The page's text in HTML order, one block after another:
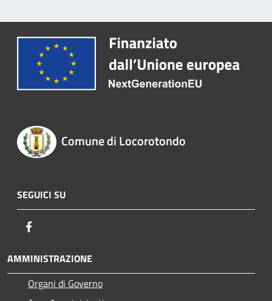
Comune di Locorotondo
SEGUICI SU
AMMINISTRAZIONE
Organi di Governo